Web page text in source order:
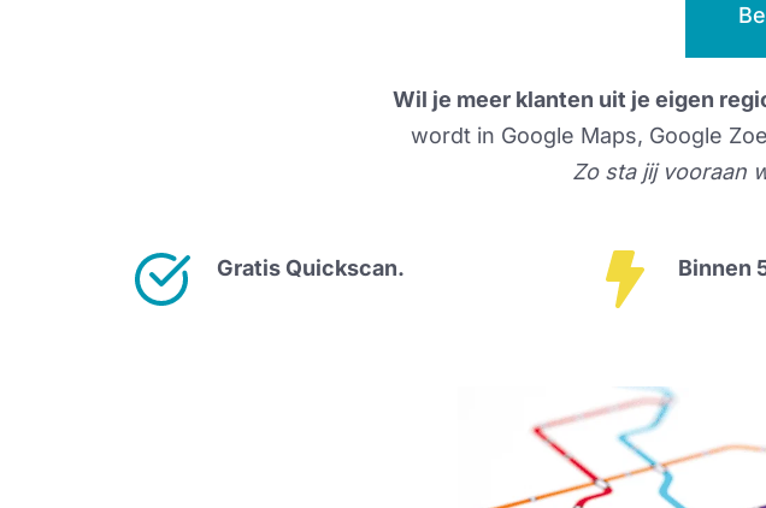
Wil je meer klanten uit je eigen
wordt in Google Maps, Google
Zo sta jij vooraan
Gratis Quickscan. Binnen